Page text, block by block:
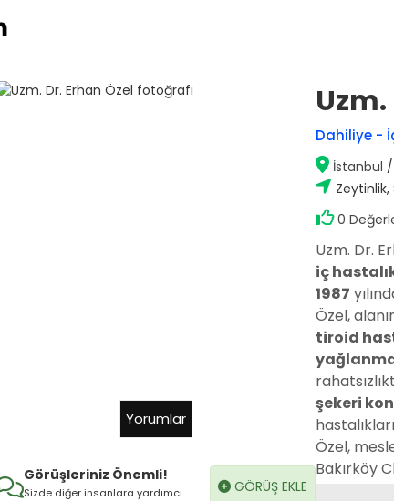
Op. Dr.
Antalya
Doç. Dr.
Adana /
Op. Dr.
Yorumlar
Görüşleriniz Önemli!
Sizde diğer insanlara yardımcı
GÖRÜŞ EKLE
Uzm.
Dahiliye -
İstanbul /
Zeytinlik,
0
Uzm. Dr.
iç
1987
Özel,
tiroid
şekeri
Özel,
Bakırköy